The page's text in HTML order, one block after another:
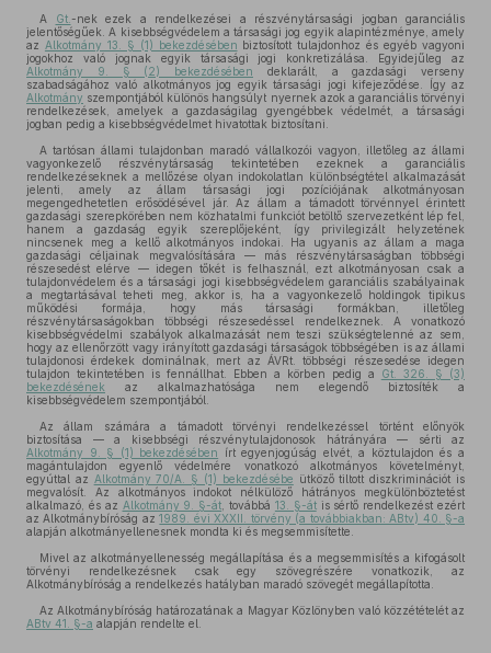
A
Gt. -nek ezek a rendelkezései a részvénytársasági jogban garanciális
jelentőségűek. A kisebbségvédelem a társasági jog egyik alapintézménye, amely
az Alkotmány 13. § (1) bekezdésében biztosított tulajdonhoz és egyéb vagyoni
jogokhoz való jognak egyik társasági jogi konkretizálása. Egyidejűleg az
Alkotmány 9. § (2) bekezdésében deklarált, a gazdasági verseny
szabadságához való alkotmányos jog egyik társasági jogi kifejeződése. Így az
Alkotmány szempontjából különös hangsúlyt nyernek azok a garanciális törvényi
rendelkezések, amelyek a gazdaságilag gyengébbek védelmét, a társasági
jogban pedig a kisebbségvédelmet hivatottak biztosítani.
A tartósan állami tulajdonban maradó vállalkozói vagyon, illetőleg az állami
vagyonkezelő részvénytársaság tekintetében ezeknek a garanciális
rendelkezéseknek a mellőzése olyan indokolatlan különbségtétel alkalmazását
jelenti, amely az állam társasági jogi pozíciójának alkotmányosan
megengedhetetlen erősödésével jár. Az állam a támadott törvénnyel érintett
gazdasági szerepkörében nem közhatalmi funkciót betöltő szervezetként lép fel,
hanem a gazdaság egyik szereplőjeként, így privilegizált helyzetének
nincsenek meg a kellő alkotmányos indokai. Ha ugyanis az állam a maga
gazdasági céljainak megvalósítására — más részvénytársaságban többségi
részesedést elérve — idegen tőkét is felhasznál, ezt alkotmányosan csak a
tulajdonvédelem és a társasági jogi kisebbségvédelem garanciális szabályainak
a megtartásával teheti meg, akkor is, ha a vagyonkezelő holdingok tipikus
működési formája, hogy más társasági formákban, illetőleg
részvénytársaságokban többségi részesedéssel rendelkeznek. A vonatkozó
kisebbségvédelmi szabályok alkalmazását nem teszi szükségtelenné az sem,
hogy az ellenőrzött vagy irányított gazdasági társaságok többségében is az állami
tulajdonosi érdekek dominálnak, mert az ÁVRt. többségi részesedése idegen
tulajdon tekintetében is fennállhat. Ebben a körben pedig a
Gt. 326. § (3)
bekezdésének az alkalmazhatósága nem elegendő biztosíték a
kisebbségvédelem szempontjából.
Az állam számára a támadott törvényi rendelkezéssel történt előnyök
biztosítása — a kisebbségi részvénytulajdonosok hátrányára — sérti az
Alkotmány 9. § (1) bekezdésében írt egyenjogúság elvét, a köztulajdon és a
magántulajdon egyenlő védelmére vonatkozó alkotmányos követelményt,
egyúttal az Alkotmány 70/A. § (1) bekezdésébe ütköző tiltott diszkriminációt is
megvalósít. Az alkotmányos indokot nélkülöző hátrányos megkülönböztetést
alkalmazó, és az Alkotmány 9. §-át , továbbá 13. §-átis sértő rendelkezést ezért
az Alkotmánybíróság az1989. évi XXXII. törvény (a továbbiakban: ABtv) 40. §-a
alapján alkotmányellenesnek mondta ki és megsemmisítette.
Mivel az alkotmányellenesség megállapítása és a megsemmisítés a kifogásolt
törvényi rendelkezésnek csak egy szövegrészére vonatkozik, az
Alkotmánybíróság a rendelkezés hatályban maradó szövegét megállapította.
Az Alkotmánybíróság határozatának a Magyar Közlönyben való közzétételét az
ABtv 41. §-a alapján rendelte el.